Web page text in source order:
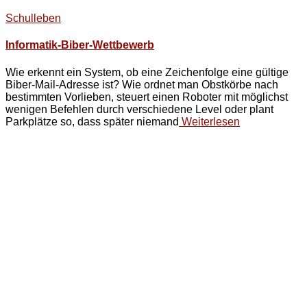
Schulleben
Informatik-Biber-Wettbewerb
Wie erkennt ein System, ob eine Zeichenfolge eine gültige
Biber-Mail-Adresse ist? Wie ordnet man Obstkörbe nach
bestimmten Vorlieben, steuert einen Roboter mit möglichst
wenigen Befehlen durch verschiedene Level oder plant
Parkplätze so, dass später niemand Weiterlesen